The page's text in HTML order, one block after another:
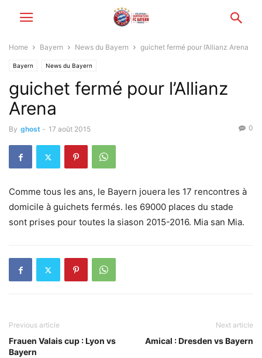
Home Bayern News du Bayern guichet fermé pour l’Allianz Arena
Bayern News du Bayern
guichet fermé pour l’Allianz
Arena
By ghost - 17 août 2015 0
Comme tous les ans, le Bayern jouera les 17 rencontres à
domicile à guichets fermés. les 69000 places du stade
sont prises pour toutes la siason 2015-2016. Mia san Mia.
Previous article
Frauen Valais cup : Lyon vs
Bayern
Next article
Amical : Dresden vs Bayern